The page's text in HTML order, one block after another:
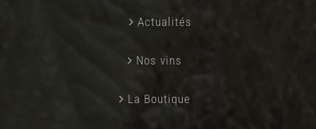
Actualités
Nos vins
La Boutique